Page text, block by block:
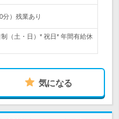
分）残業あり
（土・日）* 祝日* 年間有給休
気になる